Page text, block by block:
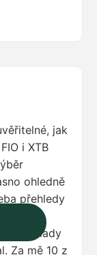
jak
i XTB
ohledně
přehledy
podklady
Za mě 10 z